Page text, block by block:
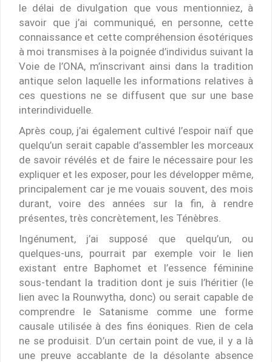
le délai de divulgation que vous mentionniez, à
savoir que j’ai communiqué, en personne, cette
connaissance et cette compréhension ésotériques
à moi transmises à la poignée d’individus suivant la
Voie de l’ONA, m’inscrivant ainsi dans la tradition
antique selon laquelle les informations relatives à
ces questions ne se diffusent que sur une base
interindividuelle.
Après coup, j’ai également cultivé l’espoir naïf que
quelqu’un serait capable d’assembler les morceaux
de savoir révélés et de faire le nécessaire pour les
expliquer et les exposer, pour les développer même,
principalement car je me vouais souvent, des mois
durant, voire des années sur la fin, à rendre
présentes, très concrètement, les Ténèbres.
Ingénument, j’ai supposé que quelqu’un, ou
quelques-uns, pourrait par exemple voir le lien
existant entre Baphomet et l’essence féminine
sous-tendant la tradition dont je suis l’héritier (le
lien avec la Rounwytha, donc) ou serait capable de
comprendre le Satanisme comme une forme
causale utilisée à des fins éoniques. Rien de cela
ne se produisit. D’un certain point de vue, il y a là
une preuve accablante de la désolante absence